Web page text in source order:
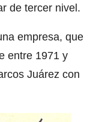
de tercer nivel.
empresa, que
entre 1971 y
Juárez con